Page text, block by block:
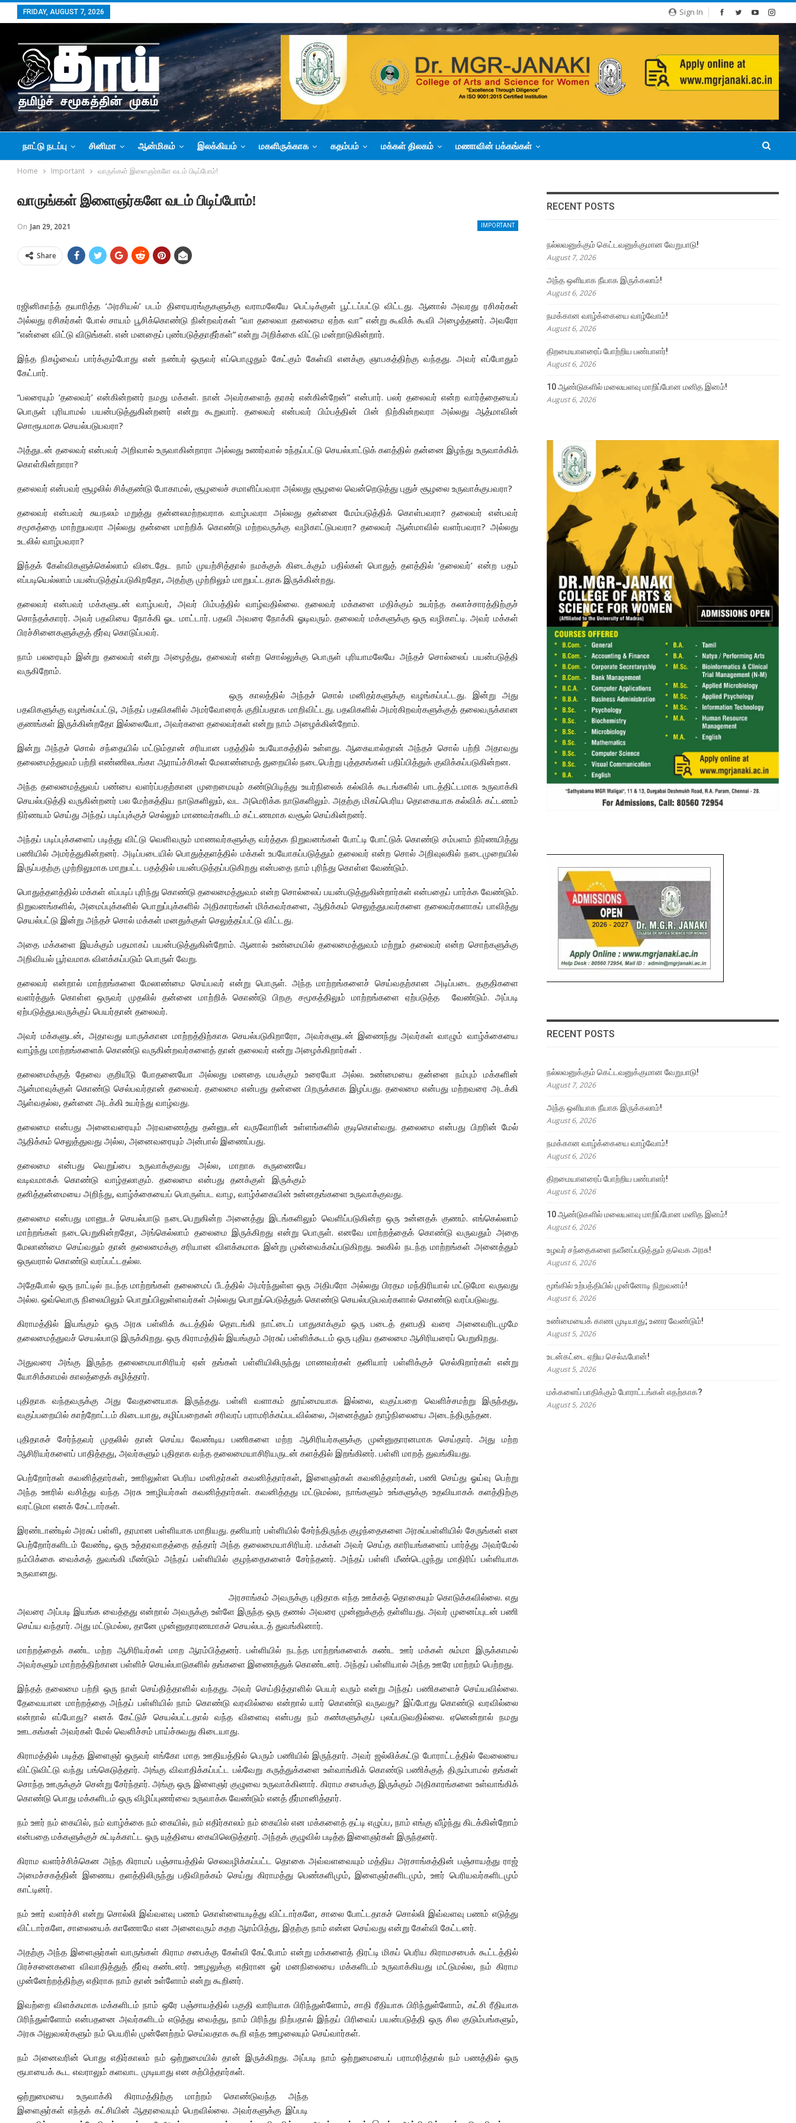
Sign In
FRIDAY, AUGUST 7, 2026
நாட்டு நடப்பு சினிமா ஆன்மிகம் இலக்கியம் மகளிருக்காக கதம்பம் மக்கள் திலகம் மணாவின் பக்கங்கள்
Home Important வாருங்கள் இளைஞர்களே வடம் பிடிப்போம்!
வாருங்கள் இளைஞர்களே வடம் பிடிப்போம்!
IMPORTANT
On Jan 29, 2021
Share
ரஜினிகாந்த் தயாரித்த ‘அரசியல்’ படம் திரையரங்குகளுக்கு வராமலேயே பெட்டிக்குள் பூட்டப்பட்டு விட்டது. ஆனால் அவரது ரசிகர்கள்
அல்லது ரசிகர்கள் போல் சாயம் பூசிக்கொண்டு நின்றவர்கள் “வா தலைவா தலைமை ஏற்க வா” என்று கூவிக் கூவி அழைத்தனர். அவரோ
“என்னை விட்டு விடுங்கள். என் மனதைப் புண்படுத்தாதீர்கள்” என்று அறிக்கை விட்டு மன்றாடுகின்றார்.
இந்த நிகழ்வைப் பார்க்கும்போது என் நண்பர் ஒருவர் எப்பொழுதும் கேட்கும் கேள்வி எனக்கு ஞாபகத்திற்கு வந்தது. அவர் எப்போதும்
கேட்பார்.
“பலரையும் ‘தலைவர்’ என்கின்றனர் நமது மக்கள். நான் அவர்களைத் தரகர் என்கின்றேன்” என்பார். பலர் தலைவர் என்ற வார்த்தையைப்
பொருள் புரியாமல் பயன்படுத்துகின்றனர் என்று கூறுவார். தலைவர் என்பவர் பிம்பத்தின் பின் நிற்கின்றவரா அல்லது ஆத்மாவின்
சொரூபமாக செயல்படுபவரா?
அத்துடன் தலைவர் என்பவர் அறிவால் உருவாகின்றாரா அல்லது உணர்வால் உந்தப்பட்டு செயல்பாட்டுக் களத்தில் தன்னை இழந்து உருவாக்கிக்
கொள்கின்றாரா?
தலைவர் என்பவர் சூழலில் சிக்குண்டு போகாமல், சூழலைச் சமாளிப்பவரா அல்லது சூழலை வென்றெடுத்து புதுச் சூழலை உருவாக்குபவரா?
தலைவர் என்பவர் சுயநலம் மறுத்து தன்னலமற்றவராக வாழ்பவரா அல்லது தன்னை மேம்படுத்திக் கொள்பவரா? தலைவர் என்பவர்
சமூகத்தை மாற்றுபவரா அல்லது தன்னை மாற்றிக் கொண்டு மற்றவருக்கு வழிகாட்டுபவரா? தலைவர் ஆன்மாவில் வளர்பவரா? அல்லது
உடலில் வாழ்பவரா?
இந்தக் கேள்விகளுக்கெல்லாம் விடைதேட நாம் முயற்சித்தால் நமக்குக் கிடைக்கும் பதில்கள் பொதுத் தளத்தில் ‘தலைவர்’ என்ற பதம்
எப்படியெல்லாம் பயன்படுத்தப்படுகிறதோ, அதற்கு முற்றிலும் மாறுபட்டதாக இருக்கின்றது.
தலைவர் என்பவர் மக்களுடன் வாழ்பவர், அவர் பிம்பத்தில் வாழ்வதில்லை. தலைவர் மக்களை மதிக்கும் உயர்ந்த கலாச்சாரத்திற்குச்
சொந்தக்காரர். அவர் பதவியை நோக்கி ஓட மாட்டார். பதவி அவரை நோக்கி ஓடிவரும். தலைவர் மக்களுக்கு ஒரு வழிகாட்டி. அவர் மக்கள்
பிரச்சினைகளுக்குத் தீர்வு கொடுப்பவர்.
நாம் பலரையும் இன்று தலைவர் என்று அழைத்து, தலைவர் என்ற சொல்லுக்கு பொருள் புரியாமலேயே அந்தச் சொல்லைப் பயன்படுத்தி
வருகிறோம்.
ஒரு காலத்தில் அந்தச் சொல் மனிதர்களுக்கு வழங்கப்பட்டது. இன்று அது
பதவிகளுக்கு வழங்கப்பட்டு, அந்தப் பதவிகளில் அமர்வோரைக் குறிப்பதாக மாறிவிட்டது. பதவிகளில் அமர்கிறவர்களுக்குத் தலைவருக்கான
குணங்கள் இருக்கின்றதோ இல்லையோ, அவர்களை தலைவர்கள் என்று நாம் அழைக்கின்றோம்.
இன்று அந்தச் சொல் சந்தையில் மட்டும்தான் சரியான பதத்தில் உபயோகத்தில் உள்ளது. ஆகையால்தான் அந்தச் சொல் பற்றி அதாவது
தலைமைத்துவம் பற்றி எண்ணிலடங்கா ஆராய்ச்சிகள் மேலாண்மைத் துறையில் நடைபெற்று புத்தகங்கள் பதிப்பித்துக் குவிக்கப்படுகின்றன.
அந்த தலைமைத்துவப் பண்பை வளர்ப்பதற்கான முறைமையும் கண்டுபிடித்து உயர்நிலைக் கல்விக் கூடங்களில் பாடத்திட்டமாக உருவாக்கி
செயல்படுத்தி வருகின்றனர் பல மேற்கத்திய நாடுகளிலும், வட அமெரிக்க நாடுகளிலும். அதற்கு மிகப்பெரிய தொகையாக கல்விக் கட்டணம்
நிர்ணயம் செய்து அந்தப் படிப்புக்குச் செல்லும் மாணவர்களிடம் கட்டணமாக வசூல் செய்கின்றனர்.
அந்தப் படிப்புக்களைப் படித்து விட்டு வெளிவரும் மாணவர்களுக்கு வர்த்தக நிறுவனங்கள் போட்டி போட்டுக் கொண்டு சம்பளம் நிர்ணயித்து
பணியில் அமர்த்துகின்றனர். அடிப்படையில் பொதுத்தளத்தில் மக்கள் உபயோகப்படுத்தும் தலைவர் என்ற சொல் அறிவுலகில் நடைமுறையில்
இருப்பதற்கு முற்றிலுமாக மாறுபட்ட பதத்தில் பயன்படுத்தப்படுகிறது என்பதை நாம் புரிந்து கொள்ள வேண்டும்.
பொதுத்தளத்தில் மக்கள் எப்படிப் புரிந்து கொண்டு தலைமைத்துவம் என்ற சொல்லைப் பயன்படுத்துகின்றார்கள் என்பதைப் பார்க்க வேண்டும்.
நிறுவனங்களில், அமைப்புக்களில் பொறுப்புக்களில் அதிகாரங்கள் மிக்கவர்களை, ஆதிக்கம் செலுத்துபவர்களை தலைவர்களாகப் பாவித்து
செயல்பட்டு இன்று அந்தச் சொல் மக்கள் மனதுக்குள் செலுத்தப்பட்டு விட்டது.
அதை மக்களை இயக்கும் பதமாகப் பயன்படுத்துகின்றோம். ஆனால் உண்மையில் தலைமைத்துவம் மற்றும் தலைவர் என்ற சொற்களுக்கு
அறிவியல் பூர்வமாக விளக்கப்படும் பொருள் வேறு.
தலைவர் என்றால் மாற்றங்களை மேலாண்மை செய்பவர் என்று பொருள். அந்த மாற்றங்களைச் செய்வதற்கான அடிப்படை தகுதிகளை
வளர்த்துக் கொள்ள ஒருவர் முதலில் தன்னை மாற்றிக் கொண்டு பிறகு சமூகத்திலும் மாற்றங்களை ஏற்படுத்த வேண்டும். அப்படி
ஏற்படுத்துபவருக்குப் பெயர்தான் தலைவர்.
அவர் மக்களுடன், அதாவது யாருக்கான மாற்றத்திற்காக செயல்படுகிறாரோ, அவர்களுடன் இணைந்து அவர்கள் வாழும் வாழ்க்கையை
வாழ்ந்து மாற்றங்களைக் கொண்டு வருகின்றவர்களைத் தான் தலைவர் என்று அழைக்கிறார்கள் .
தலைமைக்குத் தேவை குறியீடு போதனையோ அல்லது மனதை மயக்கும் உரையோ அல்ல. உண்மையை தன்னை நம்பும் மக்களின்
ஆன்மாவுக்குள் கொண்டு செல்பவர்தான் தலைவர். தலைமை என்பது தன்னை பிறருக்காக இழப்பது. தலைமை என்பது மற்றவரை அடக்கி
ஆள்வதல்ல, தன்னை அடக்கி உயர்ந்து வாழ்வது.
தலைமை என்பது அனைவரையும் அரவணைத்து தன்னுடன் வருவோரின் உள்ளங்களில் குடிகொள்வது. தலைமை என்பது பிறரின் மேல்
ஆதிக்கம் செலுத்துவது அல்ல, அனைவரையும் அன்பால் இணைப்பது.
தலைமை என்பது வெறுப்பை உருவாக்குவது அல்ல, மாறாக கருணையே
வடிவமாகக் கொண்டு வாழ்தலாகும். தலைமை என்பது தனக்குள் இருக்கும்
தனித்தன்மையை அறிந்து, வாழ்க்கையைப் பொருள்பட வாழ, வாழ்க்கையின் உன்னதங்களை உருவாக்குவது.
தலைமை என்பது மானுடச் செயல்பாடு நடைபெறுகின்ற அனைத்து இடங்களிலும் வெளிப்படுகின்ற ஒரு உன்னதக் குணம். எங்கெல்லாம்
மாற்றங்கள் நடைபெறுகின்றதோ, அங்கெல்லாம் தலைமை இருக்கிறது என்று பொருள். எனவே மாற்றத்தைக் கொண்டு வருவதும் அதை
மேலாண்மை செய்வதும் தான் தலைமைக்கு சரியான விளக்கமாக இன்று முன்வைக்கப்படுகிறது. உலகில் நடந்த மாற்றங்கள் அனைத்தும்
ஒருவரால் கொண்டு வரப்பட்டதல்ல.
அதேபோல் ஒரு நாட்டில் நடந்த மாற்றங்கள் தலைமைப் பீடத்தில் அமர்ந்துள்ள ஒரு அதிபரோ அல்லது பிரதம மந்திரியால் மட்டுமோ வருவது
அல்ல. ஒவ்வொரு நிலையிலும் பொறுப்பிலுள்ளவர்கள் அல்லது பொறுப்பெடுத்துக் கொண்டு செயல்படுபவர்களால் கொண்டு வரப்படுவது.
கிராமத்தில் இயங்கும் ஒரு அரசு பள்ளிக் கூடத்தில் தொடங்கி நாட்டைப் பாதுகாக்கும் ஒரு படைத் தளபதி வரை அனைவரிடமுமே
தலைமைத்துவச் செயல்பாடு இருக்கிறது. ஒரு கிராமத்தில் இயங்கும் அரசுப் பள்ளிக்கூடம் ஒரு புதிய தலைமை ஆசிரியரைப் பெறுகிறது.
அதுவரை அங்கு இருந்த தலைமையாசிரியர் ஏன் தங்கள் பள்ளியிலிருந்து மாணவர்கள் தனியார் பள்ளிக்குச் செல்கிறார்கள் என்று
யோசிக்காமல் காலத்தைக் கழித்தார்.
புதிதாக வந்தவருக்கு அது வேதனையாக இருந்தது. பள்ளி வளாகம் தூய்மையாக இல்லை, வகுப்பறை வெளிச்சமற்று இருந்தது,
வகுப்பறையில் காற்றோட்டம் கிடையாது, கழிப்பறைகள் சரிவரப் பராமரிக்கப்படவில்லை, அனைத்தும் தாழ்நிலையை அடைந்திருந்தன.
புதிதாகச் சேர்ந்தவர் முதலில் தான் செய்ய வேண்டிய பணிகளை மற்ற ஆசிரியர்களுக்கு முன்னுதாரனமாக செய்தார். அது மற்ற
ஆசிரியர்களைப் பாதித்தது, அவர்களும் புதிதாக வந்த தலைமையாசிரியருடன் களத்தில் இறங்கினர். பள்ளி மாறத் துவங்கியது.
பெற்றோர்கள் கவனித்தார்கள், ஊரிலுள்ள பெரிய மனிதர்கள் கவனித்தார்கள், இளைஞர்கள் கவனித்தார்கள், பணி செய்து ஓய்வு பெற்று
அந்த ஊரில் வசித்து வந்த அரசு ஊழியர்கள் கவனித்தார்கள். கவனித்தது மட்டுமல்ல, நாங்களும் உங்களுக்கு உதவியாகக் களத்திற்கு
வரட்டுமா எனக் கேட்டார்கள்.
இரண்டாண்டில் அரசுப் பள்ளி, தரமான பள்ளியாக மாறியது. தனியார் பள்ளியில் சேர்ந்திருந்த குழந்தைகளை அரசுப்பள்ளியில் சேருங்கள் என
பெற்றோர்களிடம் வேண்டி, ஒரு உத்தரவாதத்தை தந்தார் அந்த தலைமையாசிரியர். மக்கள் அவர் செய்த காரியங்களைப் பார்த்து அவர்மேல்
நம்பிக்கை வைக்கத் துவங்கி மீண்டும் அந்தப் பள்ளியில் குழந்தைகளைச் சேர்ந்தனர். அந்தப் பள்ளி மீண்டெழுந்து மாதிரிப் பள்ளியாக
உருவானது.
அரசாங்கம் அவருக்கு புதிதாக எந்த ஊக்கத் தொகையும் கொடுக்கவில்லை. எது
அவரை அப்படி இயங்க வைத்தது என்றால் அவருக்கு உள்ளே இருந்த ஒரு தணல் அவரை முன்னுக்குத் தள்ளியது. அவர் முனைப்புடன் பணி
செய்ய வந்தார். அது மட்டுமல்ல, தானே முன்னுதாரணமாகச் செயல்படத் துவங்கினார்.
மாற்றத்தைக் கண்ட மற்ற ஆசிரியர்கள் மாற ஆரம்பித்தனர். பள்ளியில் நடந்த மாற்றங்களைக் கண்ட ஊர் மக்கள் சும்மா இருக்காமல்
அவர்களும் மாற்றத்திற்கான பள்ளிச் செயல்பாடுகளில் தங்களை இணைத்துக் கொண்டனர். அந்தப் பள்ளியால் அந்த ஊரே மாற்றம் பெற்றது.
இந்தத் தலைமை பற்றி ஒரு நாள் செய்தித்தாளில் வந்தது. அவர் செய்தித்தாளில் பெயர் வரும் என்று அந்தப் பணிகளைச் செய்யவில்லை.
தேவையான மாற்றத்தை அந்தப் பள்ளியில் நாம் கொண்டு வரவில்லை என்றால் யார் கொண்டு வருவது? இப்போது கொண்டு வரவில்லை
என்றால் எப்போது? எனக் கேட்டுச் செயல்பட்டதால் வந்த விளைவு என்பது நம் கண்களுக்குப் புலப்படுவதில்லை. ஏனென்றால் நமது
ஊடகங்கள் அவர்கள் மேல் வெளிச்சம் பாய்ச்சுவது கிடையாது.
கிராமத்தில் படித்த இளைஞர் ஒருவர் எங்கோ மாத ஊதியத்தில் பெரும் பணியில் இருந்தார். அவர் ஜல்லிக்கட்டு போராட்டத்தில் வேலையை
விட்டுவிட்டு வந்து பங்கெடுத்தார். அங்கு விவாதிக்கப்பட்ட பல்வேறு கருத்துக்களை உள்வாங்கிக் கொண்டு பணிக்குத் திரும்பாமல் தங்கள்
சொந்த ஊருக்குச் சென்று சேர்ந்தார். அங்கு ஒரு இளைஞர் குழுவை உருவாக்கினார். கிராம சபைக்கு இருக்கும் அதிகாரங்களை உள்வாங்கிக்
கொண்டு பொது மக்களிடம் ஒரு விழிப்புணர்வை உருவாக்க வேண்டும் எனத் தீர்மானித்தார்.
நம் ஊர் நம் கையில், நம் வாழ்க்கை நம் கையில், நம் எதிர்காலம் நம் கையில் என மக்களைத் தட்டி எழுப்ப, நாம் எங்கு வீழ்ந்து கிடக்கின்றோம்
என்பதை மக்களுக்குச் சுட்டிக்காட்ட ஒரு யுத்தியை கையிலெடுத்தார். அந்தக் குழுவில் படித்த இளைஞர்கள் இருந்தனர்.
கிராம வளர்ச்சிக்கென அந்த கிராமப் பஞ்சாயத்தில் செலவழிக்கப்பட்ட தொகை அவ்வளவையும் மத்திய அரசாங்கத்தின் பஞ்சாயத்து ராஜ்
அமைச்சகத்தின் இணைய தளத்திலிருந்து பதிவிறக்கம் செய்து கிராமத்து பெண்களிமும், இளைஞர்களிடமும், ஊர் பெரியவர்களிடமும்
காட்டினர்.
நம் ஊர் வளர்ச்சி என்று சொல்லி இவ்வளவு பணம் கொள்ளையடித்து விட்டார்களே, சாலை போட்டதாகச் சொல்லி இவ்வளவு பணம் எடுத்து
விட்டார்களே, சாலையைக் காணோமே என அனைவரும் கதற ஆரம்பித்து, இதற்கு நாம் என்ன செய்வது என்று கேள்வி கேட்டனர்.
அதற்கு அந்த இளைஞர்கள் வாருங்கள் கிராம சபைக்கு கேள்வி கேட்போம் என்று மக்களைத் திரட்டி மிகப் பெரிய கிராமசபைக் கூட்டத்தில்
பிரச்சனைகளை விவாதித்துத் தீர்வு கண்டனர். ஊழலுக்கு எதிரான ஓர் மனநிலையை மக்களிடம் உருவாக்கியது மட்டுமல்ல, நம் கிராம
முன்னேற்றத்திற்கு எதிராக நாம் தான் உள்ளோம் என்று கூறினர்.
இவற்றை விளக்கமாக மக்களிடம் நாம் ஒரே பஞ்சாயத்தில் பகுதி வாரியாக பிரிந்துள்ளோம், சாதி ரீதியாக பிரிந்துள்ளோம், கட்சி ரீதியாக
பிரிந்துள்ளோம் என்பதனை அவர்களிடம் எடுத்து வைத்து, நாம் பிரிந்து நிற்பதால் இந்தப் பிரிவைப் பயன்படுத்தி ஒரு சில குடும்பங்களும்,
அரசு அலுவலர்களும் நம் பெயரில் முன்னேற்றம் செய்வதாக கூறி எந்த ஊழலையும் செய்வார்கள்.
நம் அனைவரின் பொது எதிர்காலம் நம் ஒற்றுமையில் தான் இருக்கிறது. அப்படி நாம் ஒற்றுமையைப் பராமரித்தால் நம் பணத்தில் ஒரு
ரூபாயைக் கூட எவராலும் களவாட முடியாது என கற்பித்தார்கள்.
ஒற்றுமையை உருவாக்கி கிராமத்திற்கு மாற்றம் கொண்டுவந்த அந்த
இளைஞர்கள் எந்தக் கட்சியின் ஆதரவையும் பெறவில்லை. அவர்களுக்கு இப்படி
RECENT POSTS
நல்லவனுக்கும் கெட்டவனுக்குமான வேறுபாடு!
August 7, 2026
அந்த ஒளியாக நீயாக இருக்கலாம்!
August 6, 2026
நமக்கான வாழ்க்கையை வாழ்வோம்!
August 6, 2026
திறமையாளரைப் போற்றிய பண்பாளர்!
August 6, 2026
10 ஆண்டுகளில் மலையளவு மாறிப்போன மனித இனம்!
August 6, 2026
RECENT POSTS
நல்லவனுக்கும் கெட்டவனுக்குமான வேறுபாடு!
August 7, 2026
அந்த ஒளியாக நீயாக இருக்கலாம்!
August 6, 2026
நமக்கான வாழ்க்கையை வாழ்வோம்!
August 6, 2026
திறமையாளரைப் போற்றிய பண்பாளர்!
August 6, 2026
10 ஆண்டுகளில் மலையளவு மாறிப்போன மனித இனம்!
August 6, 2026
உழவர் சந்தைகளை நவீனப்படுத்தும் தவெக அரசு!
August 6, 2026
மூங்கில் உற்பத்தியில் முன்னோடி நிறுவனம்!
August 6, 2026
உண்மையைக் காண முடியாது; உணர வேண்டும்!
August 5, 2026
உடன்கட்டை ஏறிய செல்ஃபோன்!
August 5, 2026
மக்களைப் பாதிக்கும் போராட்டங்கள் எதற்காக?
August 5, 2026